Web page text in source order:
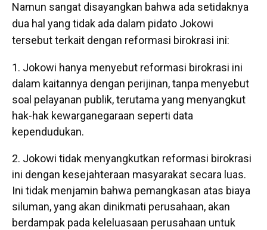
Namun sangat disayangkan bahwa ada setidaknya
dua hal yang tidak ada dalam pidato Jokowi
tersebut terkait dengan reformasi birokrasi ini:
Jokowi hanya menyebut reformasi birokrasi ini
dalam kaitannya dengan perijinan, tanpa menyebut
soal pelayanan publik, terutama yang menyangkut
hak-hak kewarganegaraan seperti data
kependudukan.
Jokowi tidak menyangkutkan reformasi birokrasi
ini dengan kesejahteraan masyarakat secara luas.
Ini tidak menjamin bahwa pemangkasan atas biaya
siluman, yang akan dinikmati perusahaan, akan
berdampak pada keleluasaan perusahaan untuk